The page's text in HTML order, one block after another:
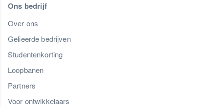
Ons bedrijf
Over ons
Gelieerde bedrijven
Studentenkorting
Loopbanen
Partners
Voor ontwikkelaars